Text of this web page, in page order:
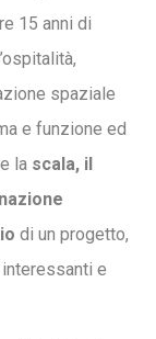
15 anni di
spaziale
e funzione ed
la scala, il
di un progetto,
e